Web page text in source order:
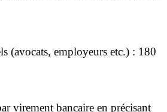
(avocats, employeurs etc.) : 180
virement bancaire en précisant